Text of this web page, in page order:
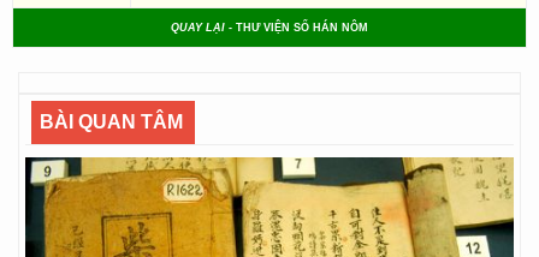
QUAY LẠI - THƯ VIỆN SỐ HÁN NÔM
BÀI QUAN TÂM